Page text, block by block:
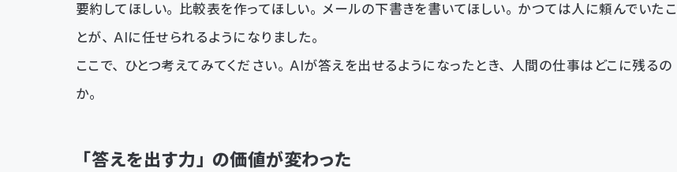
要約してほしい。比較表を作ってほしい。メールの下書きを書いてほしい。かつては人に頼んでいたこ
とが、AIに任せられるようになりました。
ここで、ひとつ考えてみてください。AIが答えを出せるようになったとき、人間の仕事はどこに残るの
か。
「答えを出す力」の価値が変わった